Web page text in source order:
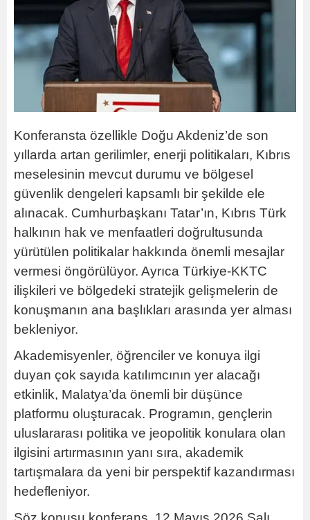
Konferansta özellikle Doğu Akdeniz’de son
yıllarda artan gerilimler, enerji politikaları, Kıbrıs
meselesinin mevcut durumu ve bölgesel
güvenlik dengeleri kapsamlı bir şekilde ele
alınacak. Cumhurbaşkanı Tatar’ın, Kıbrıs Türk
halkının hak ve menfaatleri doğrultusunda
yürütülen politikalar hakkında önemli mesajlar
vermesi öngörülüyor. Ayrıca Türkiye-KKTC
ilişkileri ve bölgedeki stratejik gelişmelerin de
konuşmanın ana başlıkları arasında yer alması
bekleniyor.
Akademisyenler, öğrenciler ve konuya ilgi
duyan çok sayıda katılımcının yer alacağı
etkinlik, Malatya’da önemli bir düşünce
platformu oluşturacak. Programın, gençlerin
uluslararası politika ve jeopolitik konulara olan
ilgisini artırmasının yanı sıra, akademik
tartışmalara da yeni bir perspektif kazandırması
hedefleniyor.